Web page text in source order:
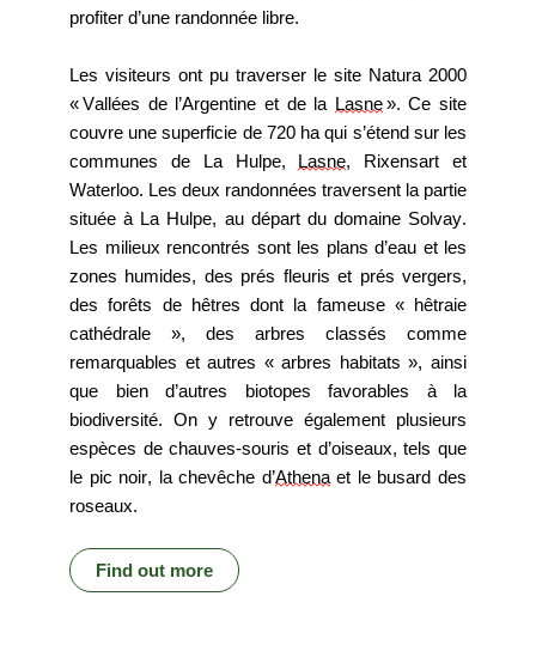
profiter d’une randonnée libre.
Les visiteurs ont pu traverser le site Natura 2000
« Vallées de l’Argentine et de la Lasne ». Ce site
couvre une superficie de 720 ha qui s’étend sur les
communes de La Hulpe, Lasne, Rixensart et
Waterloo. Les deux randonnées traversent la partie
située à La Hulpe, au départ du domaine Solvay.
Les milieux rencontrés sont les plans d’eau et les
zones humides, des prés fleuris et prés vergers,
des forêts de hêtres dont la fameuse « hêtraie
cathédrale », des arbres classés comme
remarquables et autres « arbres habitats », ainsi
que bien d’autres biotopes favorables à la
biodiversité. On y retrouve également plusieurs
espèces de chauves-souris et d’oiseaux, tels que
le pic noir, la chevêche d’Athena et le busard des
roseaux.
Find out more